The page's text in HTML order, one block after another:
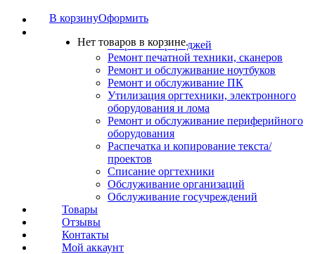
В корзинуОформить
Нет товаров в корзине.
О нас
Заправка картриджей
Ремонт печатной техники, сканеров
Ремонт и обслуживание ноутбуков
Ремонт и обслуживание ПК
Утилизация оргтехники, электронного
оборудования и лома
Ремонт и обслуживание периферийного
оборудования
Распечатка и копирование текста/
проектов
Списание оргтехники
Обслуживание организаций
Обслуживание госучреждений
Товары
Отзывы
Контакты
Мой аккаунт